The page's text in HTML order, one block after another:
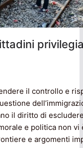
il controllo e
il diritto di
e politica non vi
e argomenti